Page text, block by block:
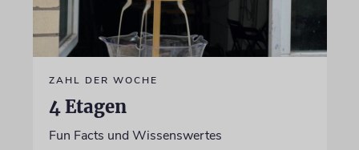
ZAHL DER WOCHE
4 Etagen
Fun Facts und Wissenswertes